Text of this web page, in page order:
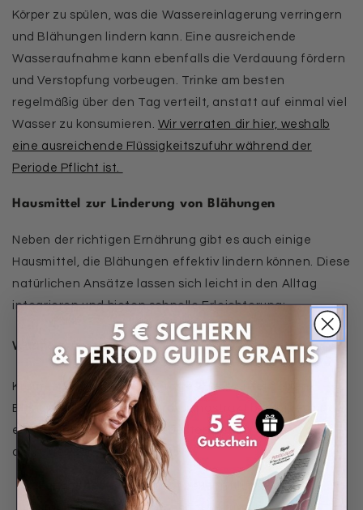
Körper zu spülen, was die Wassereinlagerung verringern
und Blähungen lindern kann. Eine ausreichende
Wasseraufnahme kann ebenfalls die Verdauung fördern
und Verstopfung vorbeugen. Trinke am besten
regelmäßig über den Tag verteilt, anstatt auf einmal viel
Wasser zu konsumieren. Wir verraten dir hier, weshalb
eine ausreichende Flüssigkeitszufuhr während der
Periode Pflicht ist.
Hausmittel zur Linderung von Blähungen
Neben der richtigen Ernährung gibt es auch einige
Hausmittel, die Blähungen effektiv lindern können. Diese
natürlichen Ansätze lassen sich leicht in den Alltag
integrieren und bieten schnelle Erleichterung:
Warme Kräutertees
Kräutertees sind ein bewährtes Hausmittel gegen
Blähungen, da sie den Verdauungstrakt beruhigen und
entkrampfend wirken. Die besten Teesorten sind dabei
die folgenden:
: Fenchel ist bekannt für seine